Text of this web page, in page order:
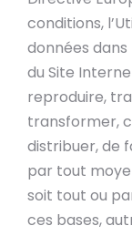
conditions,
données
du Site
reproduire,
transformer,
distribuer, de
par tout
soit tout ou
ces bases,